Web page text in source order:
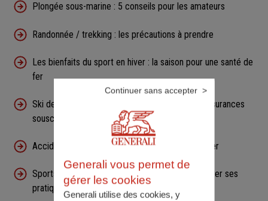
Plongée sous-marine : 5 conseils pour les amateurs
Randonnée / trekking : les précautions à prendre
Les bienfaits du sport en hiver : la saison pour une santé de
fer
Ski de fond, randonnée en raquettes : quelles assurances
souscrire ?
Accidents de ski : bien se préparer pour les éviter
Sports d'hiver: savoir ce qui est polluant et adapter ses
pratiques
Generali vous permet de
gérer les cookies
Generali utilise des cookies, y
Continuer sans accepter